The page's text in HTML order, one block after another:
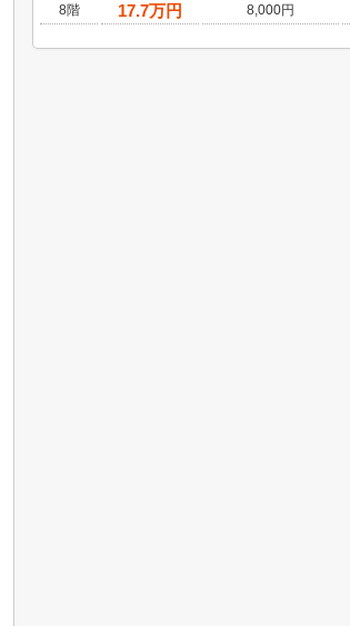
8階
17.7万円 8,000円